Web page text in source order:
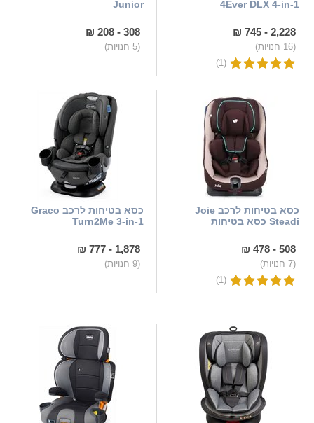
4Ever DLX 4-in-1
2,228 - 745 ₪
(16 חנויות)
(1)
Junior
308 - 208 ₪
(5 חנויות)
כסא בטיחות לרכב Joie
Steadi כסא בטיחות
508 - 478 ₪
(7 חנויות)
(1)
כסא בטיחות לרכב Graco
Turn2Me 3-in-1
1,878 - 777 ₪
(9 חנויות)